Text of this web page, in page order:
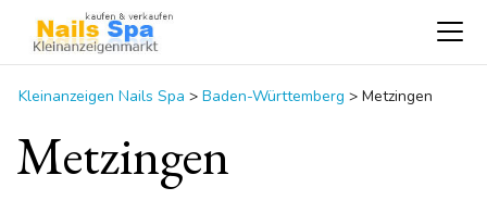
Kleinanzeigen Nails Spa > Baden-Württemberg > Metzingen
Metzingen